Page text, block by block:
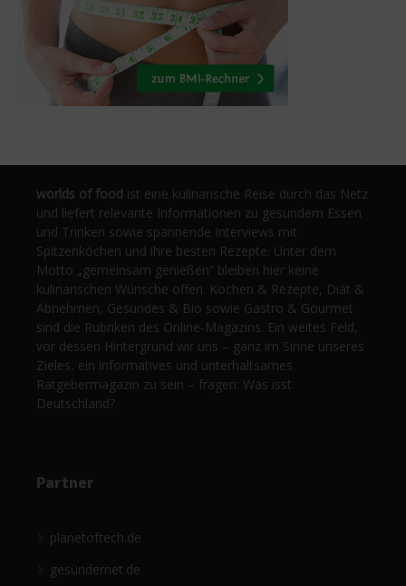
worlds of food ist eine kulinarische Reise durch das Netz
und liefert relevante Informationen zu gesundem Essen
und Trinken sowie spannende Interviews mit
Spitzenköchen und ihre besten Rezepte. Unter dem
Motto „gemeinsam genießen“ bleiben hier keine
kulinarischen Wünsche offen. Kochen & Rezepte, Diät &
Abnehmen, Gesundes & Bio sowie Gastro & Gourmet
sind die Rubriken des Online-Magazins. Ein weites Feld,
vor dessen Hintergrund wir uns – ganz im Sinne unseres
Zieles, ein informatives und unterhaltsames
Ratgebermagazin zu sein – fragen: Was isst
Deutschland?
Partner
planetoftech.de
gesündernet.de